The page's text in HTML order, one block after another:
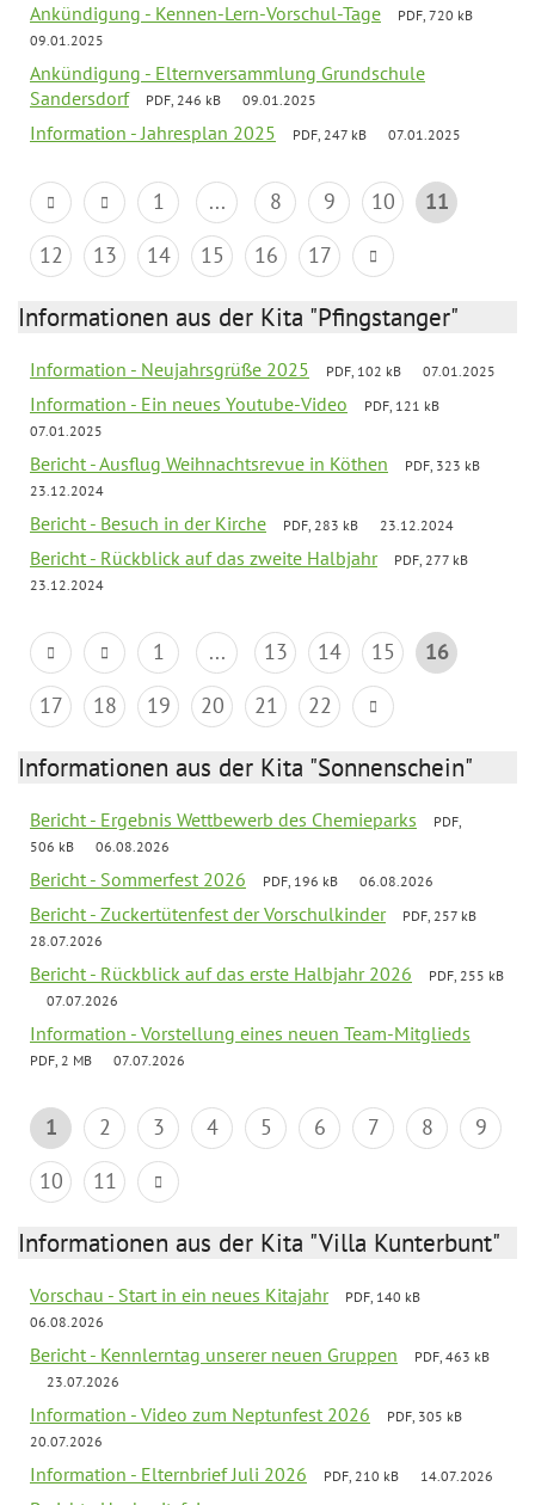
Ankündigung - Kennen-Lern-Vorschul-Tage
PDF, 720 kB
09.01.2025
Ankündigung - Elternversammlung Grundschule
Sandersdorf
PDF, 246 kB 09.01.2025
Information - Jahresplan 2025 PDF, 247 kB 07.01.2025
1 ... 8 9 10
11
12
13 14 15 16 17
Informationen aus der Kita "Pfingstanger"
Information - Neujahrsgrüße 2025 PDF, 102 kB 07.01.2025
Information - Ein neues Youtube-Video
PDF, 121 kB
07.01.2025
Bericht - Ausflug Weihnachtsrevue in Köthen
PDF, 323 kB
23.12.2024
Bericht - Besuch in der Kirche PDF, 283 kB 23.12.2024
Bericht - Rückblick auf das zweite Halbjahr
PDF, 277 kB
23.12.2024
1 ... 13 14 15
16
17
18 19 20 21 22
Informationen aus der Kita "Sonnenschein"
Bericht - Ergebnis Wettbewerb des Chemieparks
PDF,
506 kB
06.08.2026
Bericht - Sommerfest 2026 PDF, 196 kB 06.08.2026
Bericht - Zuckertütenfest der Vorschulkinder
PDF, 257 kB
28.07.2026
Bericht - Rückblick auf das erste Halbjahr 2026
PDF, 255 kB
07.07.2026
Information - Vorstellung eines neuen Team-Mitglieds
PDF, 2 MB 07.07.2026
1 2 3 4 5 6 7 8
9
10
11
Informationen aus der Kita "Villa Kunterbunt"
Vorschau - Start in ein neues Kitajahr
PDF, 140 kB
06.08.2026
Bericht - Kennlerntag unserer neuen Gruppen
PDF, 463 kB
23.07.2026
Information - Video zum Neptunfest 2026
PDF, 305 kB
20.07.2026
Information - Elternbrief Juli 2026 PDF, 210 kB 14.07.2026